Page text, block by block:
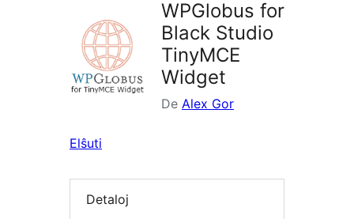
WPGlobus for
Black Studio
TinyMCE
Widget
De Alex Gor
Elŝuti
Detaloj